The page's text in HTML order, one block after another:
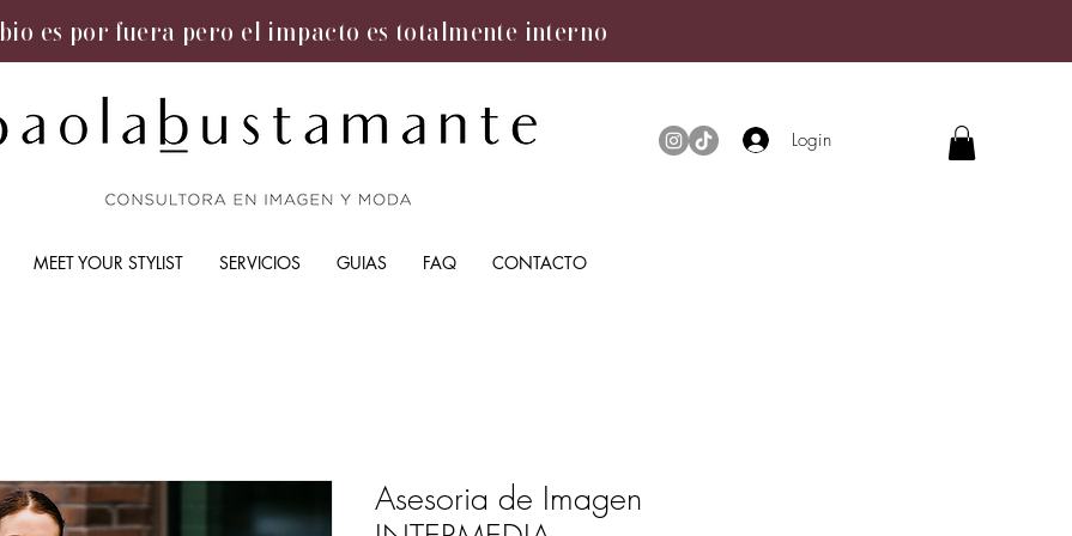
es por fuera pero el impacto es totalmente interno
Login
MEET YOUR STYLIST SERVICIOS GUIAS FAQ CONTACTO
Asesoria de Imagen